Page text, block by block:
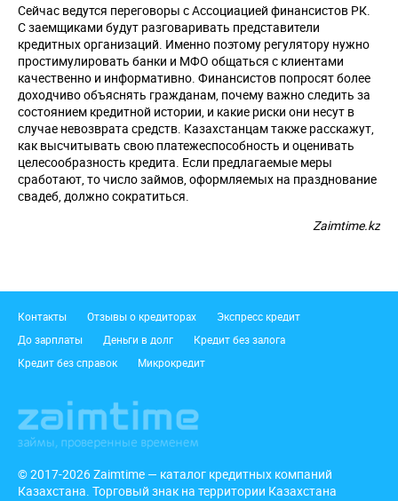
Сейчас ведутся переговоры с Ассоциацией финансистов РК.
С заемщиками будут разговаривать представители
кредитных организаций. Именно поэтому регулятору нужно
простимулировать банки и МФО общаться с клиентами
качественно и информативно. Финансистов попросят более
доходчиво объяснять гражданам, почему важно следить за
состоянием кредитной истории, и какие риски они несут в
случае невозврата средств. Казахстанцам также расскажут,
как высчитывать свою платежеспособность и оценивать
целесообразность кредита. Если предлагаемые меры
сработают, то число займов, оформляемых на празднование
свадеб, должно сократиться.
Zaimtime.kz
Подвал
Контакты Отзывы о кредиторах
Экспресс кредит
До зарплаты
Деньги в долг
Кредит без залога
Кредит без справок
Микрокредит
© 2017-2026 Zaimtime — каталог кредитных компаний
Казахстана. Торговый знак на территории Казахстана